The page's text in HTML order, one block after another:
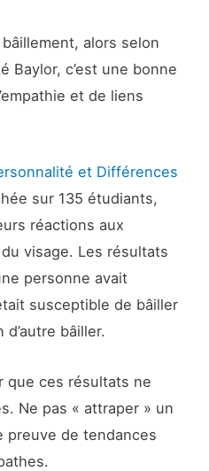
alors selon
Baylor, c’est une bonne
et de liens
et Différences
sur 135 étudiants,
réactions aux
visage. Les résultats
personne avait
susceptible de bâiller
d’autre bâiller.
que ces résultats ne
Ne pas « attraper » un
preuve de tendances